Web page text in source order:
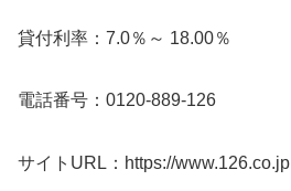
貸付利率：7.0％～ 18.00％
電話番号：0120-889-126
サイトURL：https://www.126.co.jp